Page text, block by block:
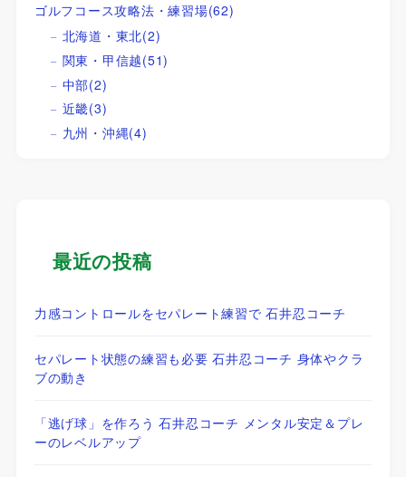
ゴルフコース攻略法・練習場(62)
北海道・東北(2)
関東・甲信越(51)
中部(2)
近畿(3)
九州・沖縄(4)
最近の投稿
力感コントロールをセパレート練習で 石井忍コーチ
セパレート状態の練習も必要 石井忍コーチ 身体やクラ
ブの動き
「逃げ球」を作ろう 石井忍コーチ メンタル安定＆プレ
ーのレベルアップ